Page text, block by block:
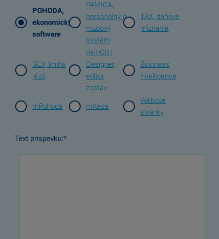
POHODA,
ekonomický
software
PAMICA,
personálný a
mzdový
systém
TAX, daňové
priznania
GLX, kniha
jázd
REPORT
Designer,
editor
zostáv
Business
Intelligence
mPohoda mKasa
Webové
stránky
Text príspevku:*